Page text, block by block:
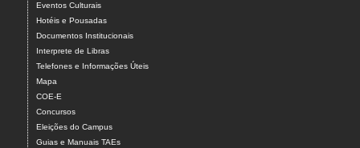
Eventos Culturais
Hotéis e Pousadas
Documentos Institucionais
Interprete de Libras
Telefones e Informações Úteis
Mapa
COE-E
Concursos
Eleições do Campus
Guias e Manuais TAEs